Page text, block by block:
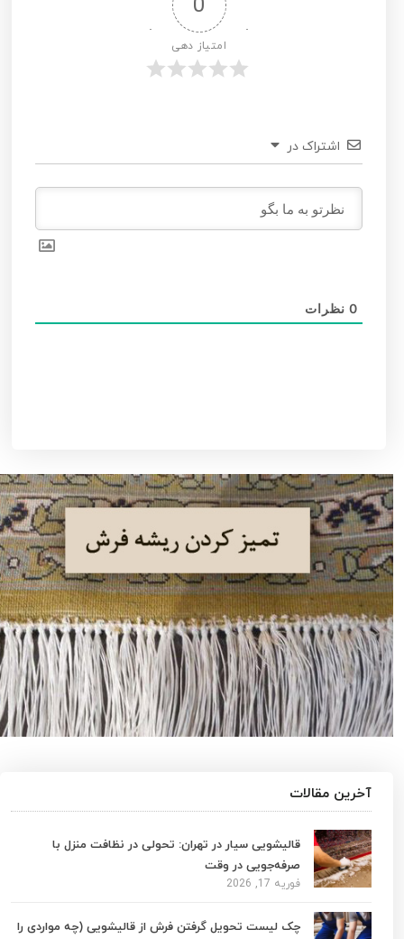
آخرین مقالات
قالیشویی سیار در تهران: تحولی در نظافت منزل با
صرفه‌جویی در وقت
فوریه 17, 2026
چک لیست تحویل گرفتن فرش از قالیشویی (چه مواردی را
0
امتیاز دهی
اشتراک در
0 نظرات